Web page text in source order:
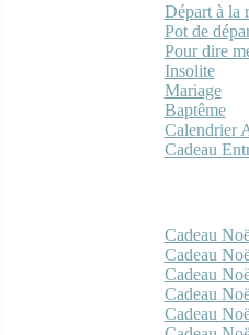
Départ à la
Pot de
Pour dire
Insolite
Mariage
Baptême
Calendrier
Cadeau
Cadeau
Cadeau
Cadeau
Cadeau
Cadeau